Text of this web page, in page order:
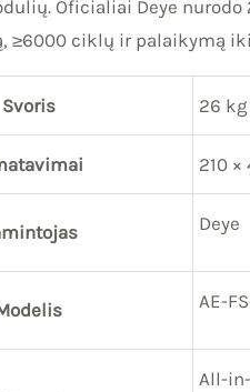
Oficialiai Deye nurodo
≥6000 ciklų ir palaikymą
Svoris 26 kg
210 ×
Deye
AE-
All-